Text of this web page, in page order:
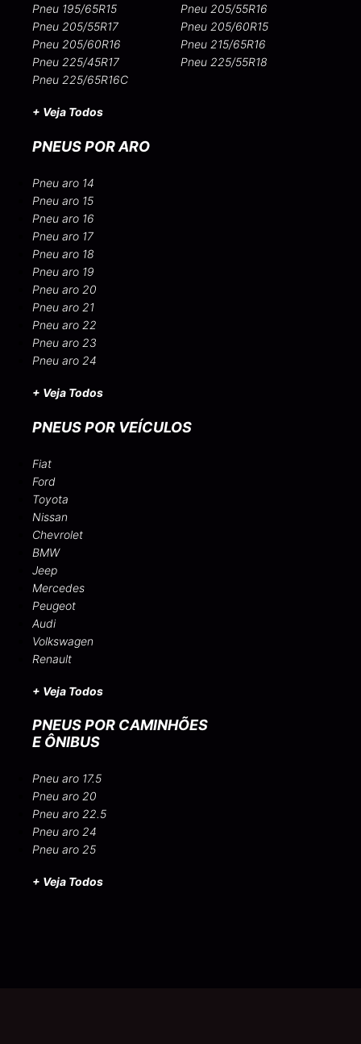
Pneu 195/65R15
Pneu 205/55R16
Pneu 205/55R17
Pneu 205/60R15
Pneu 205/60R16
Pneu 215/65R16
Pneu 225/45R17
Pneu 225/55R18
Pneu 225/65R16C
+ Veja Todos
PNEUS POR ARO
Pneu aro 14
Pneu aro 15
Pneu aro 16
Pneu aro 17
Pneu aro 18
Pneu aro 19
Pneu aro 20
Pneu aro 21
Pneu aro 22
Pneu aro 23
Pneu aro 24
+ Veja Todos
PNEUS POR VEÍCULOS
Fiat
Ford
Toyota
Nissan
Chevrolet
BMW
Jeep
Mercedes
Peugeot
Audi
Volkswagen
Renault
+ Veja Todos
PNEUS POR CAMINHÕES
E ÔNIBUS
Pneu aro 17.5
Pneu aro 20
Pneu aro 22.5
Pneu aro 24
Pneu aro 25
+ Veja Todos